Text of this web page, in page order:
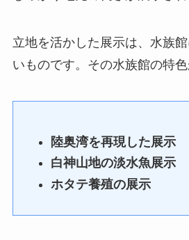
立地を活かした展示は、水族
いものです。その水族館の特色
陸奥湾を再現した展示
白神山地の淡水魚展示
ホタテ養殖の展示